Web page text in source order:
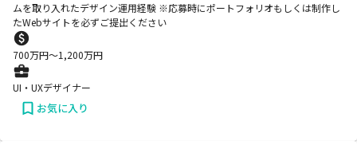
ムを取り入れたデザイン運用経験 ※応募時にポートフォリオもしくは制作し
たWebサイトを必ずご提出ください
700万円〜1,200万円
UI・UXデザイナー
お気に入り